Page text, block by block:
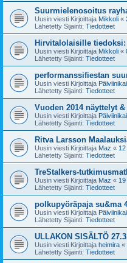
Suurmielenosoitus
Uusin viesti Kirjoittaja Mikkoli «
Lähetetty Sijainti: Tiedotteet
Hirvitalolaisille tiedoksi:
Uusin viesti Kirjoittaja Mikkoli «
Lähetetty Sijainti: Tiedotteet
performanssifiestan
Uusin viesti Kirjoittaja
Lähetetty Sijainti: Tiedotteet
Vuoden 2014 näyttelyt
Uusin viesti Kirjoittaja
Lähetetty Sijainti: Tiedotteet
Ritva Larsson
Uusin viesti Kirjoittaja Maz «
Lähetetty Sijainti: Tiedotteet
TreStalkers-
Uusin viesti Kirjoittaja Maz «
Lähetetty Sijainti: Tiedotteet
polkupyöräpaja su&ma
Uusin viesti Kirjoittaja
Lähetetty Sijainti: Tiedotteet
ULLAKON SISÄLTÖ
Uusin viesti Kirjoittaja heimira «
Lähetetty Sijainti: Tiedotteet